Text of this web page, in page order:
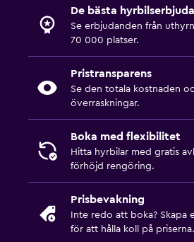
De bästa
Se erbjudanden från
70 000 platser.
Pristransparens
Se den totala kostnaden
överraskningar.
Boka med flexibilitet
Hitta hyrbilar med gratis
förhöjd rengöring.
Prisbevakning
Inte redo att boka? Skapa
för att hålla koll på priserna.